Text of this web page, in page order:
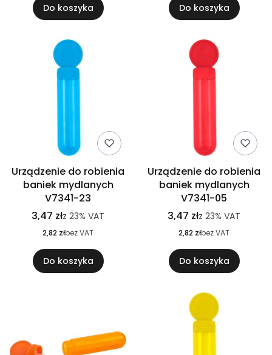
Do koszyka Do koszyka
Urządzenie do robienia
baniek mydlanych
V7341-23
3,47 złz 23% VAT
2,82 złbez VAT
Do koszyka
Urządzenie do robienia
baniek mydlanych
V7341-05
3,47 złz 23% VAT
2,82 złbez VAT
Do koszyka